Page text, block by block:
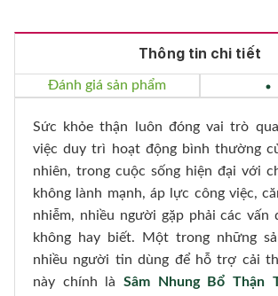
Thông tin chi tiết
Đánh giá sản phẩm
Sức khỏe thận luôn đóng vai trò
việc duy trì hoạt động bình thường
nhiên, trong cuộc sống hiện đại với
không lành mạnh, áp lực công việc,
nhiễm, nhiều người gặp phải các vấn
không hay biết. Một trong những
nhiều người tin dùng để hỗ trợ cải
này chính là Sâm Nhung Bổ Thận